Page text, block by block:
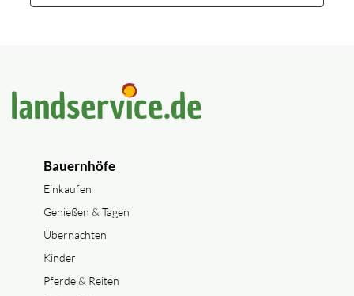
Bauernhöfe
Einkaufen
Genießen & Tagen
Übernachten
Kinder
Pferde & Reiten